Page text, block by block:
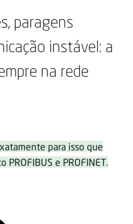
paragens
instável: a
na rede
para isso que
e PROFINET.